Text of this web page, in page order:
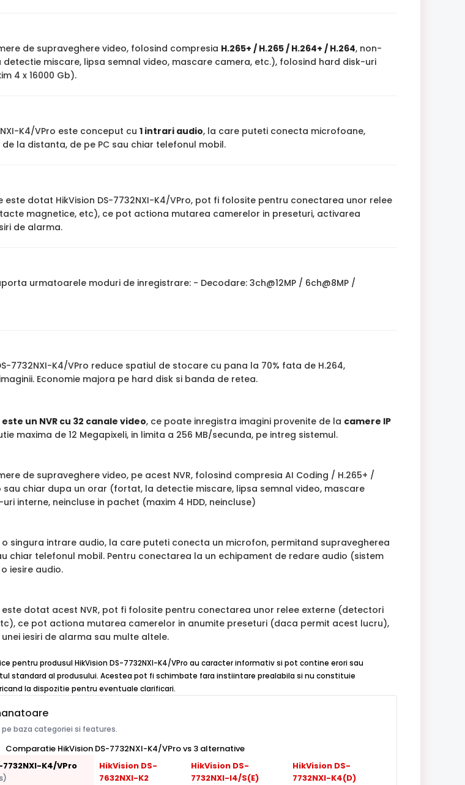
de supraveghere video, folosind compresia H.265+ / H.265 / H.264+ / H.264, non-
miscare, lipsa semnal video, mascare camera, etc.), folosind hard disk-uri
4 x 16000 Gb).
K4/VPro este conceput cu 1 intrari audio, la care puteti conecta microfoane,
la distanta, de pe PC sau chiar telefonul mobil.
este dotat HikVision DS-7732NXI-K4/VPro, pot fi folosite pentru conectarea unor relee
magnetice, etc), ce pot actiona mutarea camerelor in preseturi, activarea
de alarma.
urmatoarele moduri de inregistrare: - Decodare: 3ch@12MP / 6ch@8MP /
7732NXI-K4/VPro reduce spatiul de stocare cu pana la 70% fata de H.264,
Economie majora pe hard disk si banda de retea.
este un NVR cu 32 canale video, ce poate inregistra imagini provenite de la camere IP
maxima de 12 Megapixeli, in limita a 256 MB/secunda, pe intreg sistemul.
de supraveghere video, pe acest NVR, folosind compresia AI Coding / H.265+ /
sau chiar dupa un orar (fortat, la detectie miscare, lipsa semnal video, mascare
interne, neincluse in pachet (maxim 4 HDD, neincluse)
singura intrare audio, la care puteti conecta un microfon, permitand supravegherea
chiar telefonul mobil. Pentru conectarea la un echipament de redare audio (sistem
iesire audio.
dotat acest NVR, pot fi folosite pentru conectarea unor relee externe (detectori
ce pot actiona mutarea camerelor in anumite preseturi (daca permit acest lucru),
iesiri de alarma sau multe altele.
pentru produsul HikVision DS-7732NXI-K4/VPro au caracter informativ si pot contine erori sau
standard al produsului. Acestea pot fi schimbate fara instiintare prealabila si nu constituie
la dispozitie pentru eventuale clarificari.
baza categoriei si features.
Comparatie HikVision DS-7732NXI-K4/VPro vs 3 alternative
K4/VPro
HikVision DS-
7632NXI-K2
HikVision DS-
7732NXI-I4/S(E)
HikVision DS-
7732NXI-K4(D)